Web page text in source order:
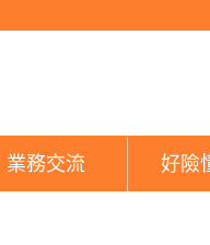
業務交流 好險